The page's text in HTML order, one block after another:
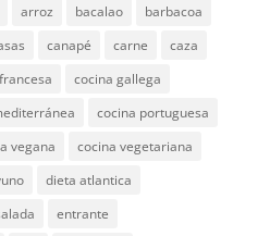
arroz bacalao
barbacoa
canapé carne
caza
cocina gallega
cocina portuguesa
vegana
cocina vegetariana
dieta atlantica
entrante